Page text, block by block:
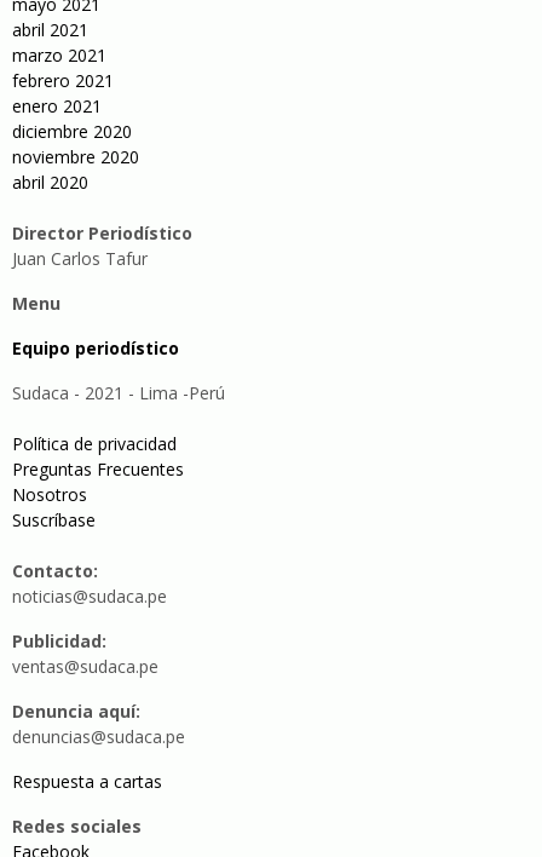
abril 2021
marzo 2021
febrero 2021
enero 2021
diciembre 2020
noviembre 2020
abril 2020
Director Periodístico
Juan Carlos Tafur
Menu
Equipo periodístico
Sudaca - 2021 - Lima -Perú
Política de privacidad
Preguntas Frecuentes
Nosotros
Suscríbase
Contacto:
noticias@sudaca.pe
Publicidad:
ventas@sudaca.pe
Denuncia aquí:
denuncias@sudaca.pe
Respuesta a cartas
Redes sociales
Facebook